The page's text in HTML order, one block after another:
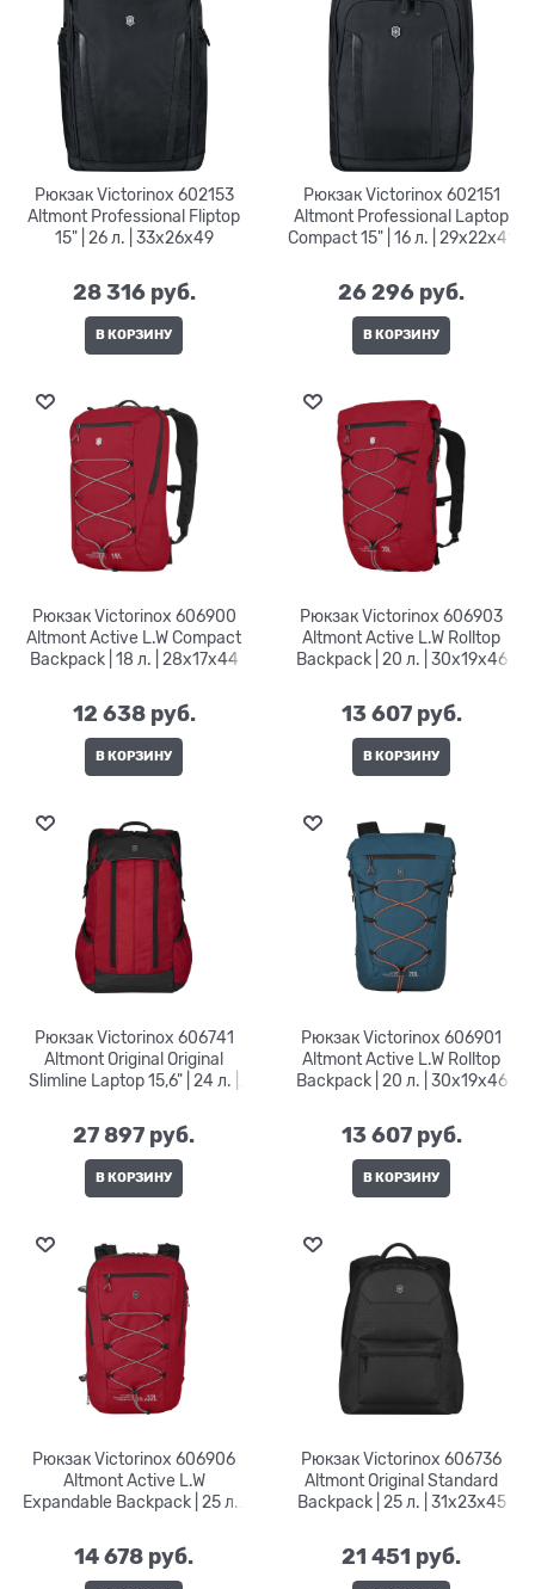
Рюкзак Victorinox 602153
Altmont Professional Fliptop
15" | 26 л. | 33x26x49
28 316 руб.
В КОРЗИНУ
Рюкзак Victorinox 602151
Altmont Professional Laptop
Compact 15" | 16 л. | 29x22x41
26 296 руб.
В КОРЗИНУ
Рюкзак Victorinox 606900
Altmont Active L.W Compact
Backpack | 18 л. | 28x17x44
12 638 руб.
В КОРЗИНУ
Рюкзак Victorinox 606903
Altmont Active L.W Rolltop
Backpack | 20 л. | 30x19x46
13 607 руб.
В КОРЗИНУ
Рюкзак Victorinox 606741
Altmont Original Original
Slimline Laptop 15,6" | 24 л. |
27 897 руб.
В КОРЗИНУ
Рюкзак Victorinox 606901
Altmont Active L.W Rolltop
Backpack | 20 л. | 30x19x46
13 607 руб.
В КОРЗИНУ
Рюкзак Victorinox 606906
Altmont Active L.W
Expandable Backpack | 25 л. |
14 678 руб.
Рюкзак Victorinox 606736
Altmont Original Standard
Backpack | 25 л. | 31x23x45
21 451 руб.